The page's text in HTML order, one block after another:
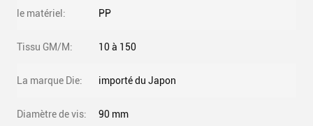
le matériel: PP
Tissu GM/M: 10 à 150
La marque Die: importé du Japon
Diamètre de vis: 90 mm